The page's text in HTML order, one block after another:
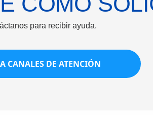
para recibir ayuda.
CANALES DE ATENCIÓN